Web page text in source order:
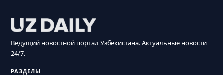
Ведущий новостной портал Узбекистана. Актуальные новости
24/7.
РАЗДЕЛЫ